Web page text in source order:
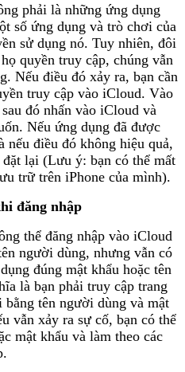
phải là những ứng dụng
số ứng dụng và trò chơi của
sử dụng nó. Tuy nhiên, đôi
quyền truy cập, chúng vẫn
Nếu điều đó xảy ra, bạn cần
truy cập vào iCloud. Vào
đó nhấn vào iCloud và
Nếu ứng dụng đã được
điều đó không hiệu quả,
lại (Lưu ý: bạn có thể mất
trữ trên iPhone của mình).
đăng nhập
thể đăng nhập vào iCloud
người dùng, nhưng vẫn có
đúng mật khẩu hoặc tên
là bạn phải truy cập trang
tên người dùng và mật
vẫn xảy ra sự cố, bạn có thể
mật khẩu và làm theo các